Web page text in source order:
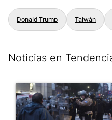
Donald Trump Taiwán
Noticias en
Un artículo de tendencia